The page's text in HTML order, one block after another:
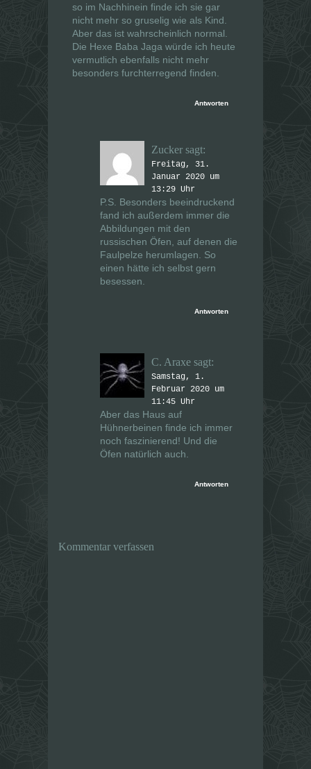
so im Nachhinein finde ich sie gar
nicht mehr so gruselig wie als Kind.
Aber das ist wahrscheinlich normal.
Die Hexe Baba Jaga würde ich heute
vermutlich ebenfalls nicht mehr
besonders furchterregend finden.
Antworten
Zucker sagt:
Freitag, 31.
Januar 2020 um
13:29 Uhr
P.S. Besonders beeindruckend
fand ich außerdem immer die
Abbildungen mit den
russischen Öfen, auf denen die
Faulpelze herumlagen. So
einen hätte ich selbst gern
besessen.
Antworten
C. Araxe sagt:
Samstag, 1.
Februar 2020 um
11:45 Uhr
Aber das Haus auf
Hühnerbeinen finde ich immer
noch faszinierend! Und die
Öfen natürlich auch.
Antworten
Kommentar verfassen